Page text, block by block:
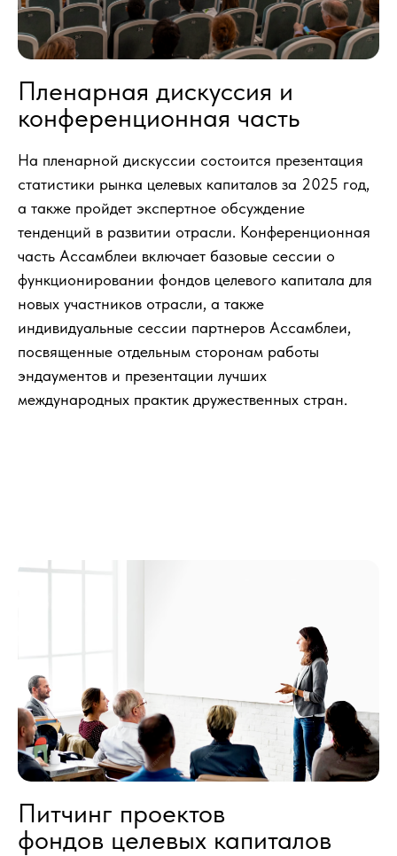
Пленарная дискуссия и
конференционная часть
На пленарной дискуссии состоится презентация
статистики рынка целевых капиталов за 2025 год,
а также пройдет экспертное обсуждение
тенденций в развитии отрасли. Конференционная
часть Ассамблеи включает базовые сессии о
функционировании фондов целевого капитала для
новых участников отрасли, а также
индивидуальные сессии партнеров Ассамблеи,
посвященные отдельным сторонам работы
эндаументов и презентации лучших
международных практик дружественных стран.
Питчинг проектов
фондов целевых капиталов